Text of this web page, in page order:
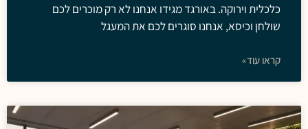
כלכלית וירוקה. באורגד מגידו אנחנו לא רק מוכרים לכם
שולחן וכיסא, אנחנו סוגרים לכם את המעגל
קראו עוד»